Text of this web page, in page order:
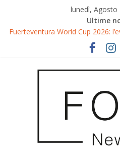
lunedì, Agosto
Ultime
Fuerteventura World Cup 2026:
riflettori si accendono sul Wingfoil!
Fuerteventura FreeFly-Slalom
Gran Canaria GWA Wingfoil
adrenalina a Pozo Izquierdo